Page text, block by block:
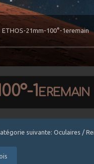
ETHOS-21mm-100°-1eremain
1eremain
suivante: Oculaires /